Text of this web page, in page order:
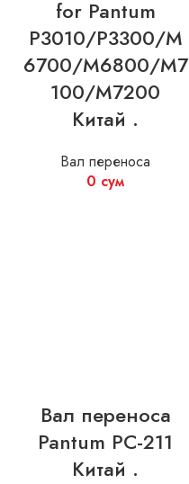
for Pantum
P3010/P3300/M
6700/M6800/M7
100/M7200
Китай .
Вал переноса
0 сум
Вал переноса
Pantum PC-211
Китай .